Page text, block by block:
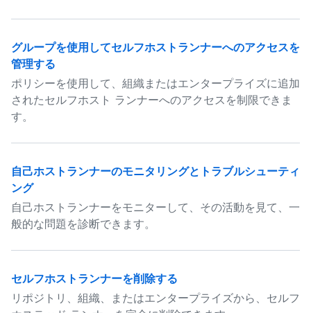
グループを使用してセルフホストランナーへのアクセスを
管理する
ポリシーを使用して、組織またはエンタープライズに追加
されたセルフホスト ランナーへのアクセスを制限できま
す。
自己ホストランナーのモニタリングとトラブルシューティ
ング
自己ホストランナーをモニターして、その活動を見て、一
般的な問題を診断できます。
セルフホストランナーを削除する
リポジトリ、組織、またはエンタープライズから、セルフ